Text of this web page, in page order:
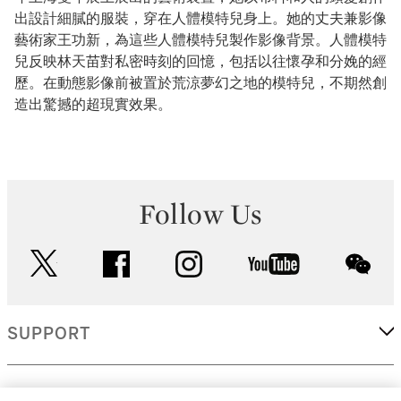
出設計細膩的服裝，穿在人體模特兒身上。她的丈夫兼影像
藝術家王功新，為這些人體模特兒製作影像背景。人體模特
兒反映林天苗對私密時刻的回憶，包括以往懷孕和分娩的經
歷。在動態影像前被置於荒涼夢幻之地的模特兒，不期然創
造出驚撼的超現實效果。
Follow Us
facebook instagram youtube
SUPPORT